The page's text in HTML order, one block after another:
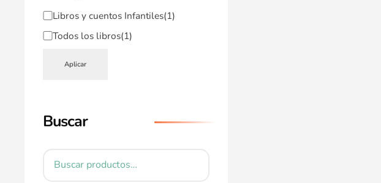
Libros y cuentos Infantiles(1)
Todos los libros(1)
Aplicar
Buscar